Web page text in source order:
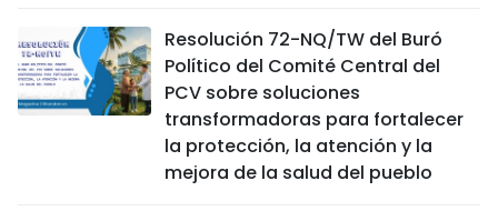
Resolución 72-NQ/TW del Buró
Político del Comité Central del
PCV sobre soluciones
transformadoras para fortalecer
la protección, la atención y la
mejora de la salud del pueblo